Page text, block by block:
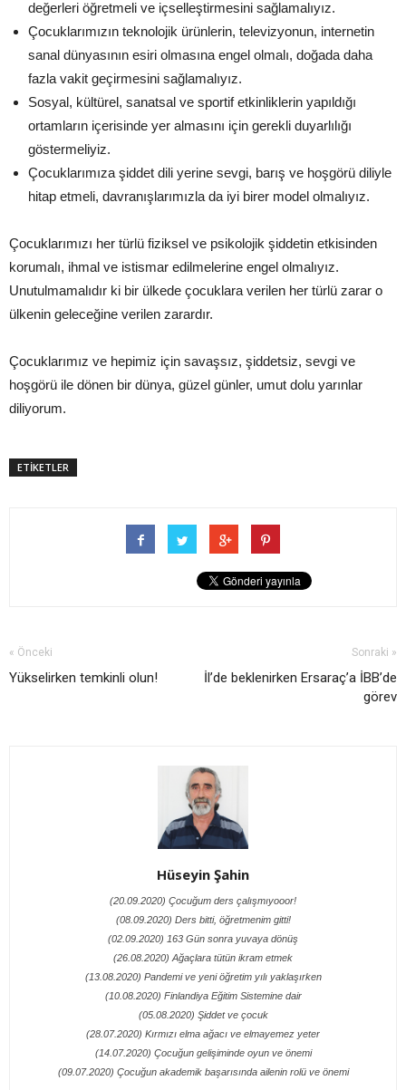
değerleri öğretmeli ve içselleştirmesini sağlamalıyız.
Çocuklarımızın teknolojik ürünlerin, televizyonun, internetin
sanal dünyasının esiri olmasına engel olmalı, doğada daha
fazla vakit geçirmesini sağlamalıyız.
Sosyal, kültürel, sanatsal ve sportif etkinliklerin yapıldığı
ortamların içerisinde yer almasını için gerekli duyarlılığı
göstermeliyiz.
Çocuklarımıza şiddet dili yerine sevgi, barış ve hoşgörü diliyle
hitap etmeli, davranışlarımızla da iyi birer model olmalıyız.
Çocuklarımızı her türlü fiziksel ve psikolojik şiddetin etkisinden
korumalı, ihmal ve istismar edilmelerine engel olmalıyız.
Unutulmamalıdır ki bir ülkede çocuklara verilen her türlü zarar o
ülkenin geleceğine verilen zarardır.
Çocuklarımız ve hepimiz için savaşsız, şiddetsiz, sevgi ve
hoşgörü ile dönen bir dünya, güzel günler, umut dolu yarınlar
diliyorum.
ETİKETLER
« Önceki
Yükselirken temkinli olun!
Sonraki »
İl’de beklenirken Ersaraç’a İBB’de
görev
Hüseyin Şahin
(20.09.2020) Çocuğum ders çalışmıyooor!
(08.09.2020) Ders bitti, öğretmenim gitti!
(02.09.2020) 163 Gün sonra yuvaya dönüş
(26.08.2020) Ağaçlara tütün ikram etmek
(13.08.2020) Pandemi ve yeni öğretim yılı yaklaşırken
(10.08.2020) Finlandiya Eğitim Sistemine dair
(05.08.2020) Şiddet ve çocuk
(28.07.2020) Kırmızı elma ağacı ve elmayemez yeter
(14.07.2020) Çocuğun gelişiminde oyun ve önemi
(09.07.2020) Çocuğun akademik başarısında ailenin rolü ve önemi